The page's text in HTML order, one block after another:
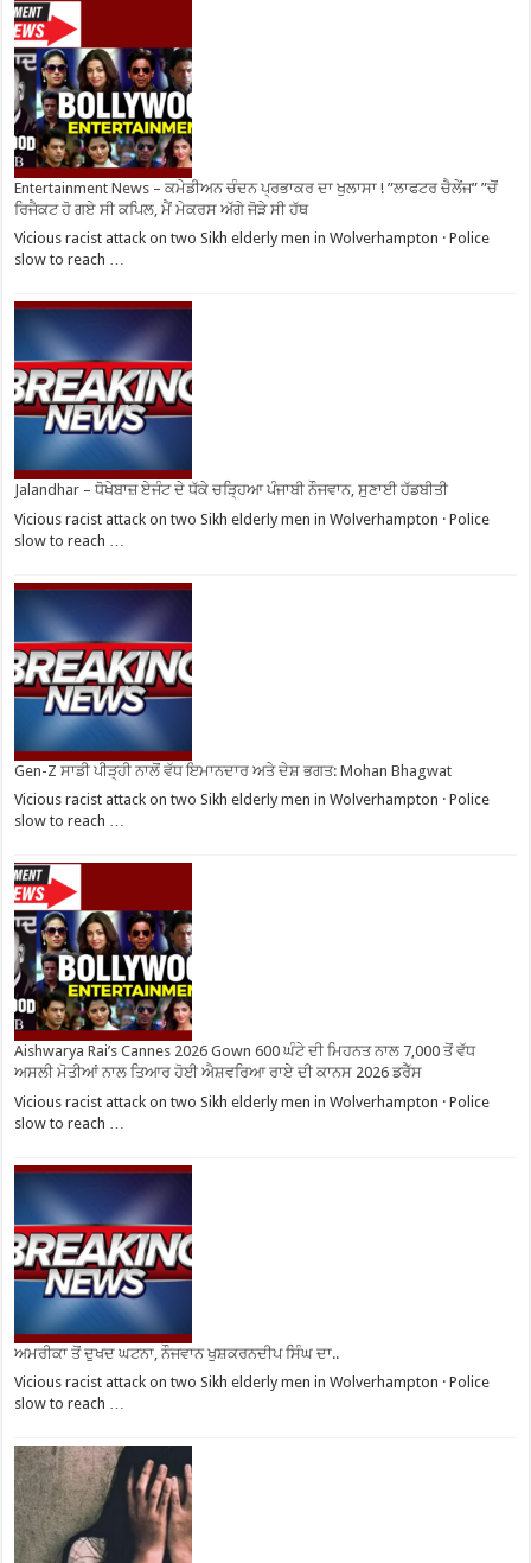
Entertainment News – ਕਮੇਡੀਅਨ ਚੰਦਨ ਪ੍ਰਭਾਕਰ ਦਾ ਖੁਲਾਸਾ ! ”ਲਾਫਟਰ ਚੈਲੇਂਜ” ”ਚੋਂ
ਰਿਜੈਕਟ ਹੋ ਗਏ ਸੀ ਕਪਿਲ, ਮੈਂ ਮੇਕਰਸ ਅੱਗੇ ਜੋੜੇ ਸੀ ਹੱਥ
Vicious racist attack on two Sikh elderly men in Wolverhampton · Police
slow to reach …
Jalandhar – ਧੋਖੇਬਾਜ਼ ਏਜੰਟ ਦੇ ਧੱਕੇ ਚੜ੍ਹਿਆ ਪੰਜਾਬੀ ਨੌਜਵਾਨ, ਸੁਣਾਈ ਹੱਡਬੀਤੀ
Vicious racist attack on two Sikh elderly men in Wolverhampton · Police
slow to reach …
Gen-Z ਸਾਡੀ ਪੀੜ੍ਹੀ ਨਾਲੋਂ ਵੱਧ ਇਮਾਨਦਾਰ ਅਤੇ ਦੇਸ਼ ਭਗਤ: Mohan Bhagwat
Vicious racist attack on two Sikh elderly men in Wolverhampton · Police
slow to reach …
Aishwarya Rai’s Cannes 2026 Gown 600 ਘੰਟੇ ਦੀ ਮਿਹਨਤ ਨਾਲ 7,000 ਤੋਂ ਵੱਧ
ਅਸਲੀ ਮੋਤੀਆਂ ਨਾਲ ਤਿਆਰ ਹੋਈ ਐਸ਼ਵਰਿਆ ਰਾਏ ਦੀ ਕਾਨਸ 2026 ਡਰੈੱਸ
Vicious racist attack on two Sikh elderly men in Wolverhampton · Police
slow to reach …
ਅਮਰੀਕਾ ਤੋਂ ਦੁਖਦ ਘਟਨਾ, ਨੌਜਵਾਨ ਖੁਸ਼ਕਰਨਦੀਪ ਸਿੰਘ ਦਾ..
Vicious racist attack on two Sikh elderly men in Wolverhampton · Police
slow to reach …